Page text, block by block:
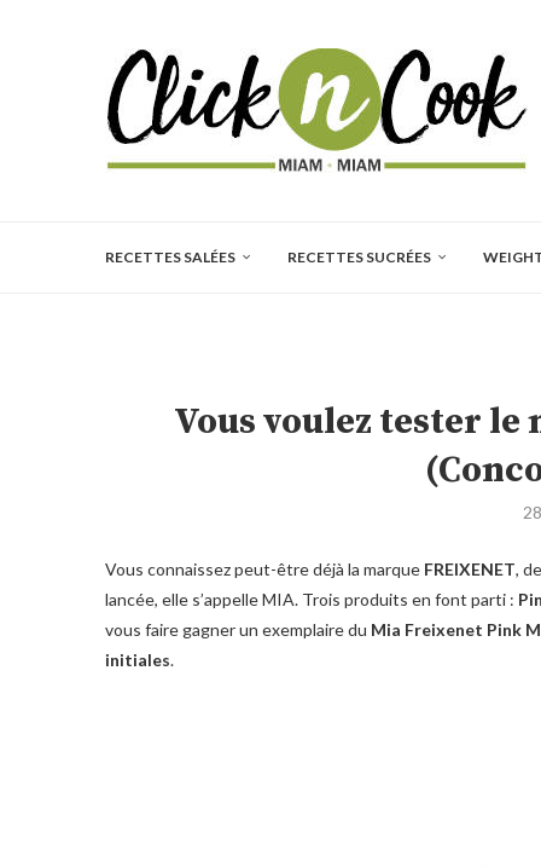
RECETTES SALÉES RECETTES SUCRÉES
Vous voulez tester le
Vous connaissez peut-être déjà la marque FREIXENET,
lancée, elle s’appelle MIA. Trois produits en font parti :
vous faire gagner un exemplaire du Mia Freixenet Pink
initiales.